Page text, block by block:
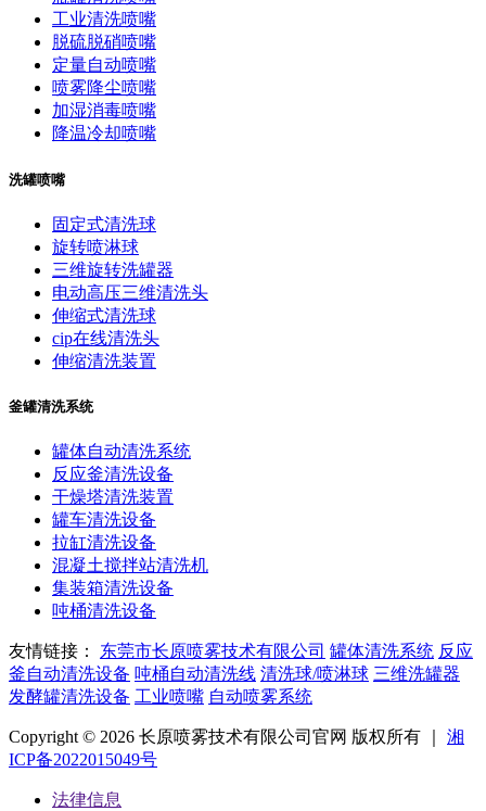
工业清洗喷嘴
脱硫脱硝喷嘴
定量自动喷嘴
喷雾降尘喷嘴
加湿消毒喷嘴
降温冷却喷嘴
洗罐喷嘴
固定式清洗球
旋转喷淋球
三维旋转洗罐器
电动高压三维清洗头
伸缩式清洗球
cip在线清洗头
伸缩清洗装置
釜罐清洗系统
罐体自动清洗系统
反应釜清洗设备
干燥塔清洗装置
罐车清洗设备
拉缸清洗设备
混凝土搅拌站清洗机
集装箱清洗设备
吨桶清洗设备
友情链接： 东莞市长原喷雾技术有限公司 罐体清洗系统 反应
釜自动清洗设备 吨桶自动清洗线 清洗球/喷淋球 三维洗罐器
发酵罐清洗设备 工业喷嘴 自动喷雾系统
Copyright © 2026 长原喷雾技术有限公司官网 版权所有 ｜ 湘
ICP备2022015049号
法律信息